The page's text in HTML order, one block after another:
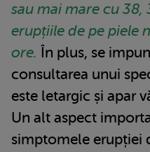
sau mai mare cu 38,
erupțiile de pe piele
ore. În plus, se
consultarea unui
este letargic și apar
Un alt aspect
simptomele erupției